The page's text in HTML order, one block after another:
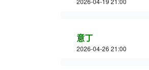
意丁
2026-04-26 21:00